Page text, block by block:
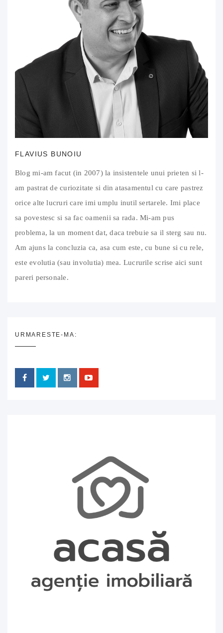
FLAVIUS BUNOIU
Blog mi-am facut (in 2007) la insistentele unui prieten si l-
am pastrat de curiozitate si din atasamentul cu care pastrez
orice alte lucruri care imi umplu inutil sertarele. Imi place
sa povestesc si sa fac oamenii sa rada. Mi-am pus
problema, la un moment dat, daca trebuie sa il sterg sau nu.
Am ajuns la concluzia ca, asa cum este, cu bune si cu rele,
este evolutia (sau involutia) mea. Lucrurile scrise aici sunt
pareri personale.
URMARESTE-MA: